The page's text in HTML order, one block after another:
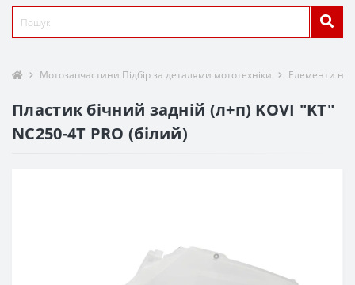
Мотозапчастини Підбір за деталями мототехніки Елементи
Пластик бічний задній (л+п) KOVI "KT"
NC250-4Т PRO (білий)